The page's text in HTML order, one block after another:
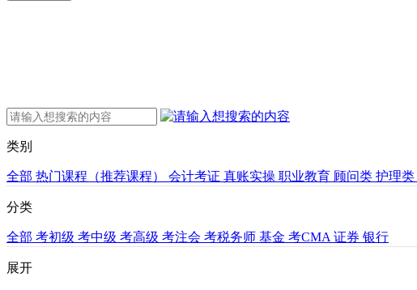
类别
全部 热门课程（推荐课程） 会计考证 真账实操 职业教育 顾问类 护理类
分类
全部 考初级 考中级 考高级 考注会 考税务师 基金 考CMA 证券 银行
展开